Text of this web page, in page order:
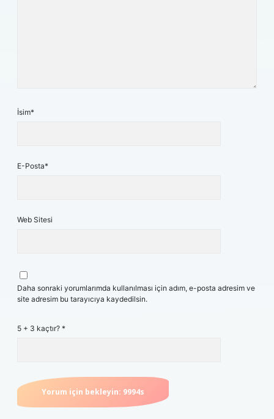
İsim*
E-Posta*
Web Sitesi
Daha sonraki yorumlarımda kullanılması için adım, e-posta adresim ve
site adresim bu tarayıcıya kaydedilsin.
5 + 3 kaçtır? *